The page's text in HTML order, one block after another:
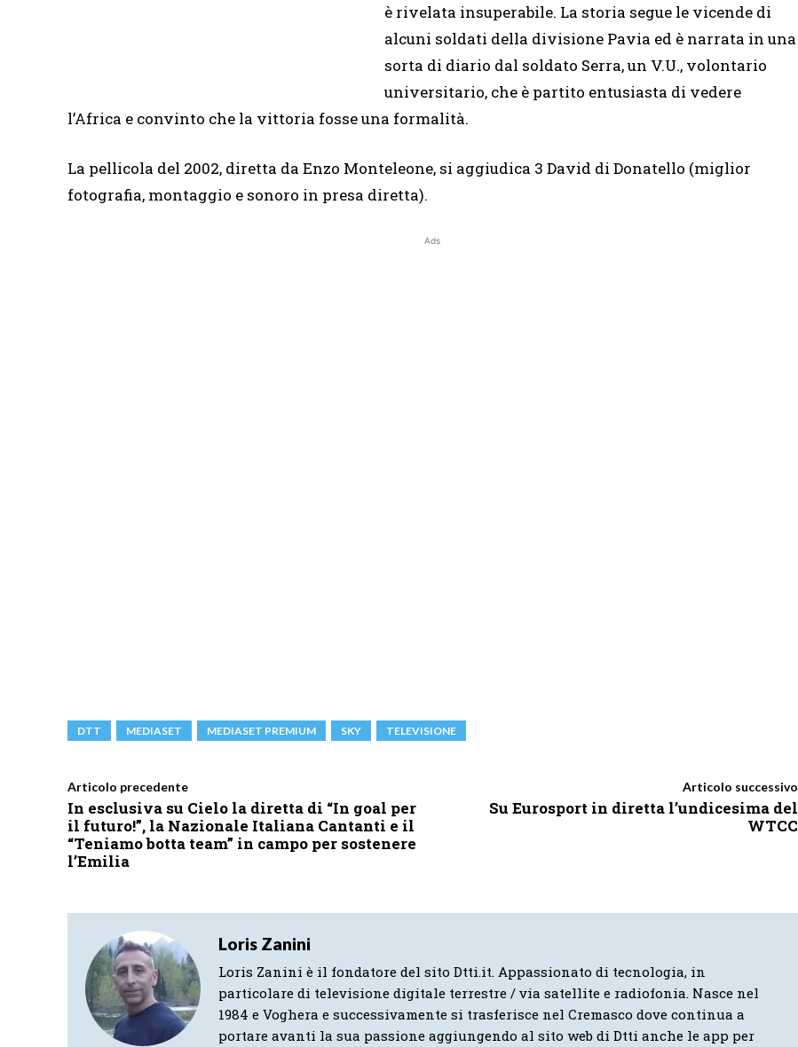
è rivelata insuperabile. La storia segue le vicende di
alcuni soldati della divisione Pavia ed è narrata in una
sorta di diario dal soldato Serra, un V.U., volontario
universitario, che è partito entusiasta di vedere
l’Africa e convinto che la vittoria fosse una formalità.
La pellicola del 2002, diretta da Enzo Monteleone, si aggiudica 3 David di Donatello (miglior
fotografia, montaggio e sonoro in presa diretta).
Ads
DTT MEDIASET MEDIASET PREMIUM SKY TELEVISIONE
Articolo precedente
In esclusiva su Cielo la diretta di “In goal per
il futuro!”, la Nazionale Italiana Cantanti e il
“Teniamo botta team” in campo per sostenere
l’Emilia
Articolo successivo
Su Eurosport in diretta l’undicesima del
WTCC
Loris Zanini
Loris Zanini è il fondatore del sito Dtti.it. Appassionato di tecnologia, in
particolare di televisione digitale terrestre / via satellite e radiofonia. Nasce nel
1984 e Voghera e successivamente si trasferisce nel Cremasco dove continua a
portare avanti la sua passione aggiungendo al sito web di Dtti anche le app per